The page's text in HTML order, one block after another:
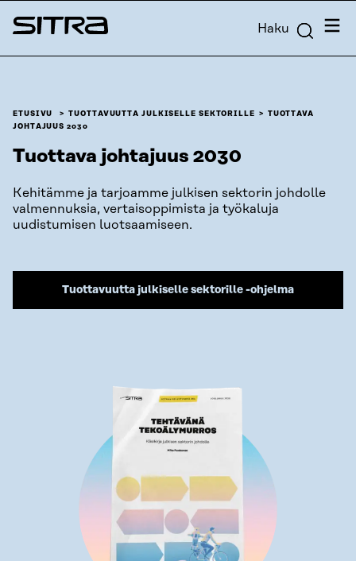
Siirry
suoraan
Sitra Haku
ETUSIVU TUOTTAVUUTTA JULKISELLE SEKTORILLE
TUOTTAVA
JOHTAJUUS 2030
Tuottava johtajuus 2030
Kehitämme ja tarjoamme julkisen sektorin johdolle
valmennuksia, vertaisoppimista ja työkaluja
uudistumisen luotsaamiseen.
Tuottavuutta julkiselle sektorille -ohjelma